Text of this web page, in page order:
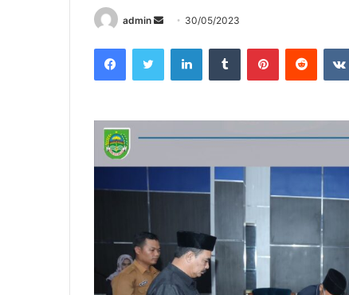
admin
Send
email
30/05/2023
FacebookTwitter LinkedInTumblr PinterestReddit